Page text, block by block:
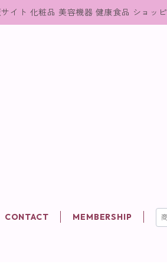
イト 化粧品 美容機器 健康食品 ショッ
CONTACT MEMBERSHIP